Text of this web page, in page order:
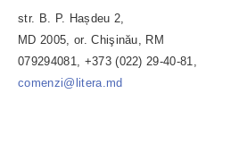
str. B. P. Hașdeu 2,
MD 2005, or. Chişinău, RM
079294081, +373 (022) 29-40-81,
comenzi@litera.md